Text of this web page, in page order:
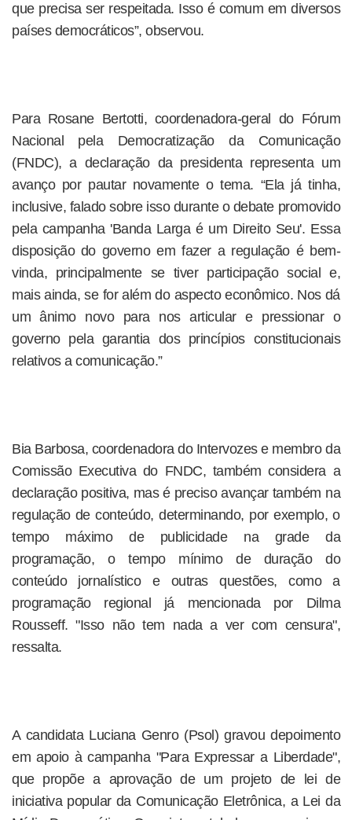
que precisa ser respeitada. Isso é comum em diversos
países democráticos”, observou.
Para Rosane Bertotti, coordenadora-geral do Fórum
Nacional pela Democratização da Comunicação
(FNDC), a declaração da presidenta representa um
avanço por pautar novamente o tema. “Ela já tinha,
inclusive, falado sobre isso durante o debate promovido
pela campanha 'Banda Larga é um Direito Seu'. Essa
disposição do governo em fazer a regulação é bem-
vinda, principalmente se tiver participação social e,
mais ainda, se for além do aspecto econômico. Nos dá
um ânimo novo para nos articular e pressionar o
governo pela garantia dos princípios constitucionais
relativos a comunicação.”
Bia Barbosa, coordenadora do Intervozes e membro da
Comissão Executiva do FNDC, também considera a
declaração positiva, mas é preciso avançar também na
regulação de conteúdo, determinando, por exemplo, o
tempo máximo de publicidade na grade da
programação, o tempo mínimo de duração do
conteúdo jornalístico e outras questões, como a
programação regional já mencionada por Dilma
Rousseff. "Isso não tem nada a ver com censura",
ressalta.
A candidata Luciana Genro (Psol) gravou depoimento
em apoio à campanha "Para Expressar a Liberdade",
que propõe a aprovação de um projeto de lei de
iniciativa popular da Comunicação Eletrônica, a Lei da